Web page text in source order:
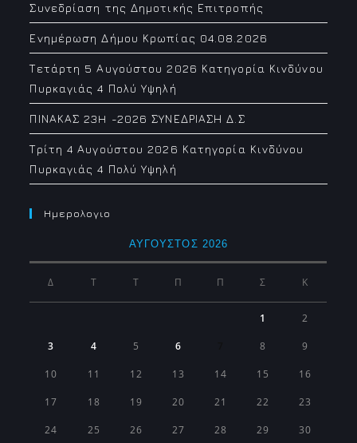
Συνεδρίαση της Δημοτικής Επιτροπής
Ενημέρωση Δήμου Κρωπίας 04.08.2026
Τετάρτη 5 Αυγούστου 2026 Κατηγορία Κινδύνου
Πυρκαγιάς 4 Πολύ Υψηλή
ΠΙΝΑΚΑΣ 23H -2026 ΣΥΝΕΔΡΙΑΣΗ Δ.Σ
Τρίτη 4 Αυγούστου 2026 Κατηγορία Κινδύνου
Πυρκαγιάς 4 Πολύ Υψηλή
Ημερολογιο
ΑΎΓΟΥΣΤΟΣ 2026
Δ Τ Τ Π Π Σ Κ
1 2
3 4 5 6 8 9
10 11 12 13 14 15 16
17 18 19 20 21 22 23
24 25 26 27 28 29 30